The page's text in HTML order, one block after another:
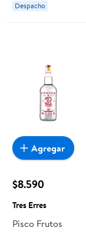
Despacho
$8.590
Tres Erres
Pisco Frutos
Agregar